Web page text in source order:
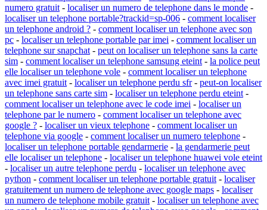
numero gratuit - localiser un numero de telephone dans le monde -
localiser un telephone portable?trackid=sp-006 - comment localiser
un telephone android ? - comment localiser un telephone avec son
pc - localiser un telephone portable par imei - comment localiser un
telephone sur snapchat - peut on localiser un telephone sans la carte
sim - comment localiser un telephone samsung eteint - la police peut
elle localiser un telephone vole - comment localiser un telephone
avec imei gratuit - localiser un telephone perdu sfr- peut-on localiser
un telephone sans carte sim - localiser un telephone perdu eteint -
comment localiser un telephone avec le code imei - localiser un
telephone par le numero - comment localiser un telephone avec
google ? - localiser un vieux telephone - comment localiser un
telephone via google - comment localiser un numero telephone -
localiser un telephone portable gendarmerie - la gendarmerie peut
elle localiser un telephone - localiser un telephone huawei vole eteint
- localiser un autre telephone perdu - localiser un telephone avec
python - comment localiser un telephone portable gratuit - localiser
gratuitement un numero de telephone avec google maps - localiser
un numero de telephone mobile gratuit - localiser un telephone avec